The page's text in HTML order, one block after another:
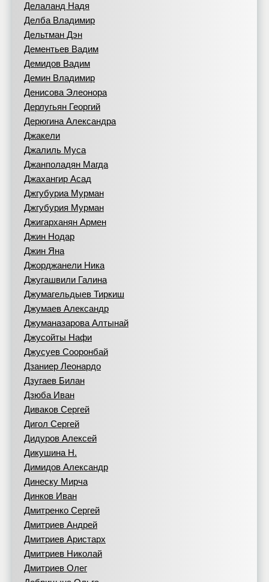
Делаланд Надя
Делба Владимир
Дельтман Дэн
Дементьев Вадим
Демидов Вадим
Демин Владимир
Денисова Элеонора
Дерлугьян Георгий
Дерюгина Александра
Джакели
Джалиль Муса
Джанполадян Магда
Джахангир Асад
Джгубуриа Мурман
Джгубурия Мурман
Джигарханян Армен
Джин Нодар
Джин Яна
Джорджанели Ника
Джугашвили Галина
Джумагельдыев Тиркиш
Джумаев Александр
Джуманазарова Алтынай
Джусойты Нафи
Джусуев Сооронбай
Дзаниер Леонардо
Дзугаев Билан
Дзюба Иван
Диваков Сергей
Дигол Сергей
Дидуров Алексей
Дикушина Н.
Димидов Александр
Динеску Мирча
Динков Иван
Дмитренко Сергей
Дмитриев Андрей
Дмитриев Аристарх
Дмитриев Николай
Дмитриев Олег